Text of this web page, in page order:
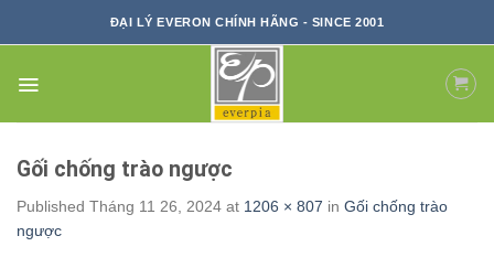
ĐẠI LÝ EVERON CHÍNH HÃNG - SINCE 2001
Gối chống trào ngược
Published Tháng 11 26, 2024 at 1206 × 807 in Gối chống trào
ngược